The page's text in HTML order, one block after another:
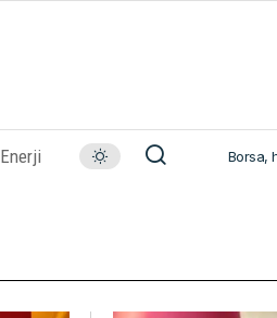
Enerji Borsa,